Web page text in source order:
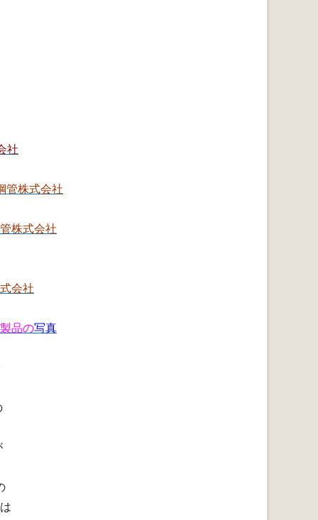
社
管株式会社
株式会社
会社
品の写真